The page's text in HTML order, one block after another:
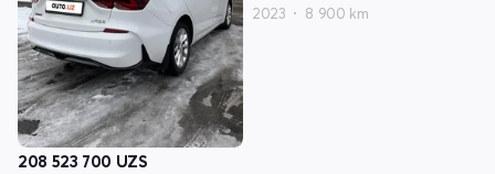
208 523 700 UZS
2023 8 900 km